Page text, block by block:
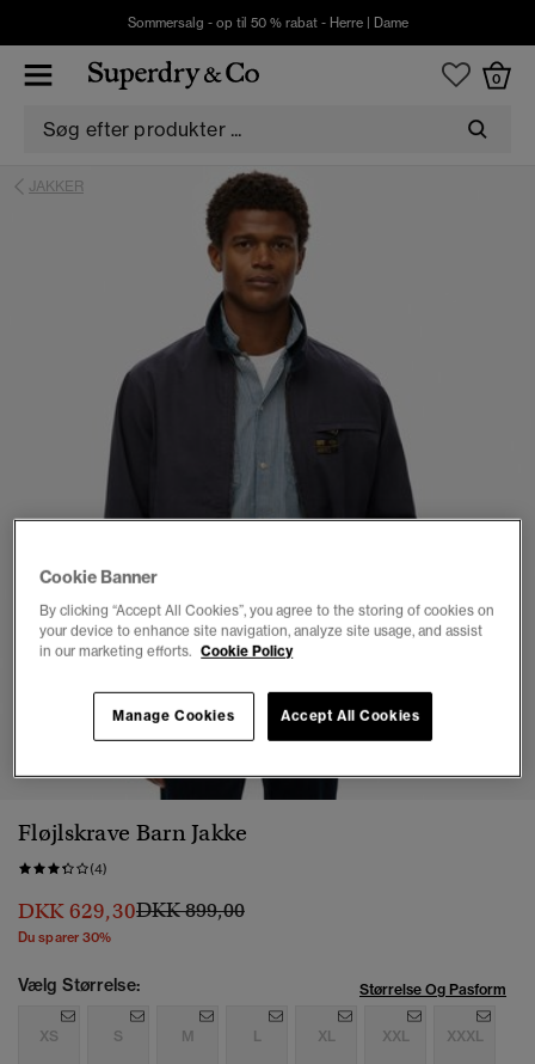
Sommersalg - op til 50 % rabat - Herre| Dame
0
JAKKER
Fløjlskrave Barn Jakke
(4)
DKK 629,30Pris nedsat fra
DKK 899,00til
Du sparer 30%
Vælg Størrelse: Størrelse Og Pasform
XS S M L XL XXL XXXL
Cookie Banner
By clicking “Accept All Cookies”, you agree to the storing of cookies on
your device to enhance site navigation, analyze site usage, and assist
in our marketing efforts. Cookie Policy
Accept All Cookies
Manage Cookies